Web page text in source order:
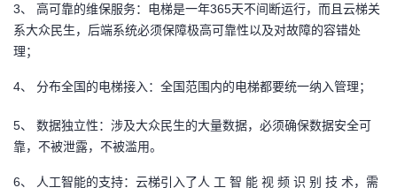
3、 高可靠的维保服务：电梯是一年365天不间断运行，而且云梯关
系大众民生，后端系统必须保障极高可靠性以及对故障的容错处
理；
4、 分布全国的电梯接入：全国范围内的电梯都要统一纳入管理；
5、 数据独立性：涉及大众民生的大量数据，必须确保数据安全可
靠，不被泄露，不被滥用。
6、 人工智能的支持：云梯引入了人 工 智 能 视 频 识 别 技 术，需